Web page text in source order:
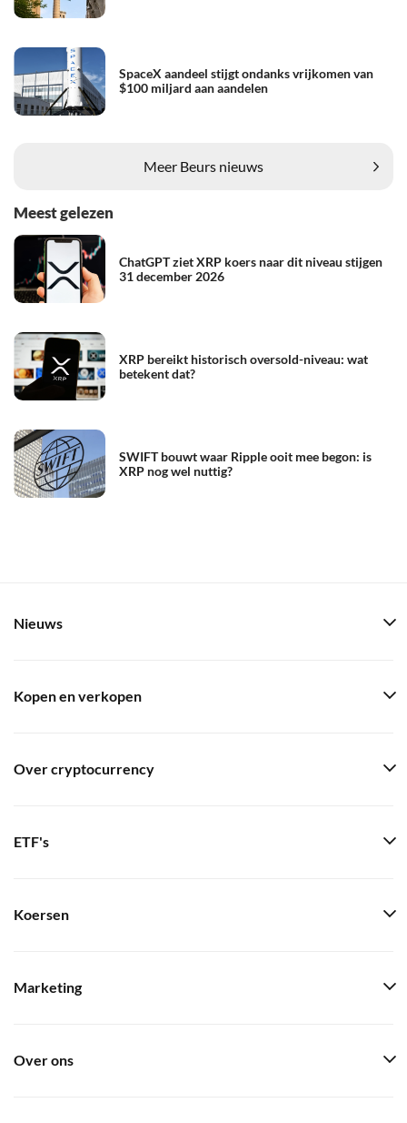
SpaceX aandeel stijgt ondanks vrijkomen van
$100 miljard aan aandelen
Meer Beurs nieuws
Meest gelezen
ChatGPT ziet XRP koers naar dit niveau stijgen
31 december 2026
XRP bereikt historisch oversold-niveau: wat
betekent dat?
SWIFT bouwt waar Ripple ooit mee begon: is
XRP nog wel nuttig?
Nieuws
Kopen en verkopen
Over cryptocurrency
ETF's
Koersen
Marketing
Over ons